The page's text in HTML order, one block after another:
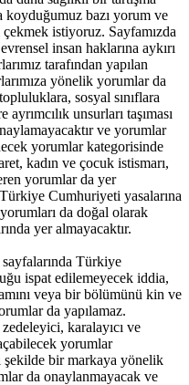
koyduğumuz bazı yorum ve
istiyoruz. Sayfamızda
insan haklarına aykırı
tarafından yapılan
yönelik yorumlar da
sosyal sınıflara
unsurları taşıması
ve yorumlar
yorumlar kategorisinde
kadın ve çocuk istismarı,
yorumlar da yer
Cumhuriyeti yasalarına
da doğal olarak
yer almayacaktır.
Türkiye
ispat edilemeyecek iddia,
veya bir bölümünü kin ve
da yapılamaz.
karalayıcı ve
yorumlar
şekilde bir markaya yönelik
da onaylanmayacak ve